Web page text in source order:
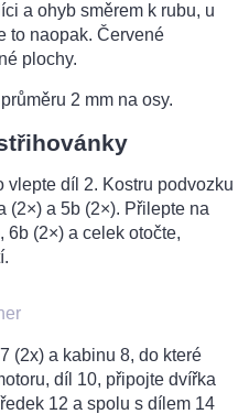
a ohyb směrem k rubu, u
to naopak. Červené
plochy.
2 mm na osy.
vlepte díl 2. Kostru podvozku
(2×) a 5b (2×). Přilepte na
6b (2×) a celek otočte,
(2x) a kabinu 8, do které
díl 10, připojte dvířka
12 a spolu s dílem 14